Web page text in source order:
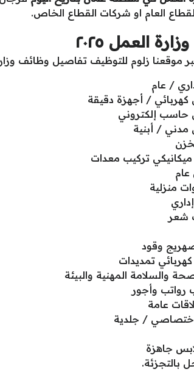
العام او شركات القطاع الخاص.
العمل ٢٠٢٥
موقعنا زلوم للتوظيف تفاصيل وظائف
/ عام
/ أجهزة دقيقة
إلكتروني
/ أبنية
تركيب معدات
منزلية
شعر
وقود
تمديدات
والسلامة المهنية والبيئة
وأجور
عامة
/ جلدية
جاهزة
بالتجزئة.